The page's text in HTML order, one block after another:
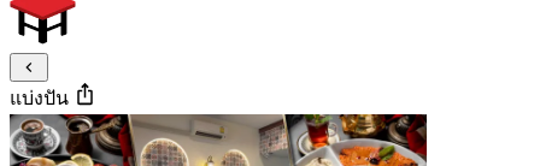
แบ่งปัน